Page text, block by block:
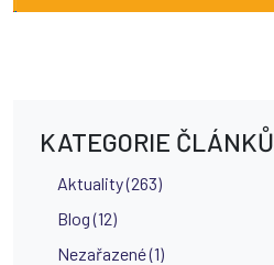
KATEGORIE ČLÁNKŮ
Aktuality (263)
Blog (12)
Nezařazené (1)